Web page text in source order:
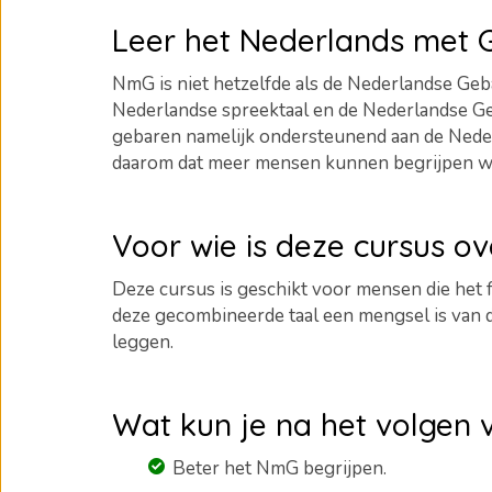
Leer het Nederlands met
NmG is niet hetzelfde als de Nederlandse
Nederlandse spreektaal en de Nederlandse
gebaren namelijk ondersteunend aan de
daarom dat meer mensen kunnen begrijpen
Voor wie is deze cursus
Deze cursus is geschikt voor mensen die
deze gecombineerde taal een mengsel is
leggen.
Wat kun je na het volgen
Beter het NmG begrijpen.